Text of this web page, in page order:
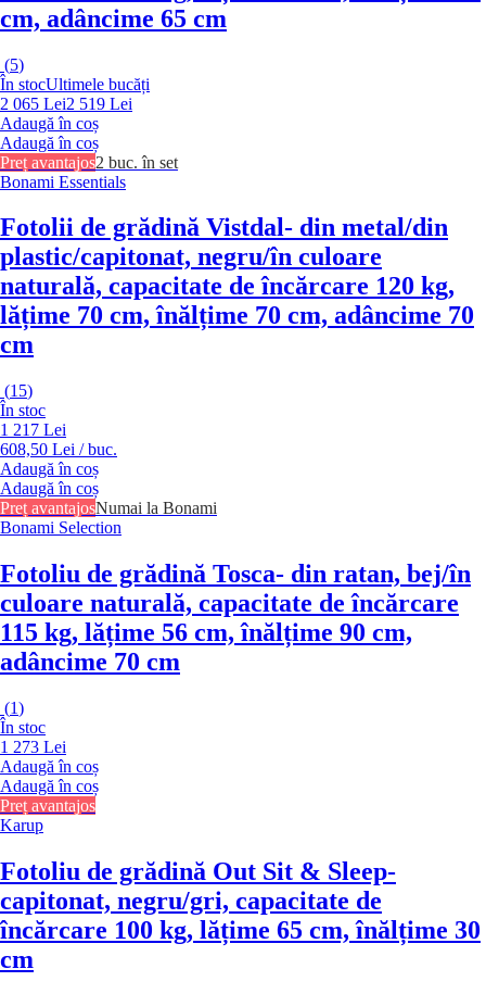
cm, adâncime 65 cm
(5)
În stocUltimele bucăți
2 065 Lei2 519 Lei
Adaugă în coș
Adaugă în coș
Preț avantajos2 buc. în set
Bonami Essentials
Fotolii de grădină Vistdal- din metal/din
plastic/capitonat, negru/în culoare
naturală, capacitate de încărcare 120 kg,
lățime 70 cm, înălțime 70 cm, adâncime 70
cm
(15)
În stoc
1 217 Lei
608,50 Lei / buc.
Adaugă în coș
Adaugă în coș
Preț avantajosNumai la Bonami
Bonami Selection
Fotoliu de grădină Tosca- din ratan, bej/în
culoare naturală, capacitate de încărcare
115 kg, lățime 56 cm, înălțime 90 cm,
adâncime 70 cm
(1)
În stoc
1 273 Lei
Adaugă în coș
Adaugă în coș
Preț avantajos
Karup
Fotoliu de grădină Out Sit & Sleep-
capitonat, negru/gri, capacitate de
încărcare 100 kg, lățime 65 cm, înălțime 30
cm